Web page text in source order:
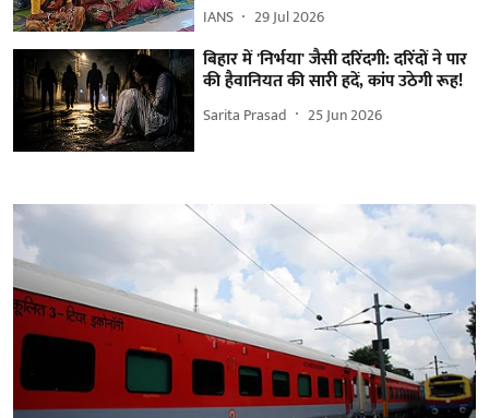
IANS 29 Jul 2026
बिहार में 'निर्भया' जैसी दरिंदगी: दरिंदों ने पार
की हैवानियत की सारी हदें, कांप उठेगी रूह!
Sarita Prasad 25 Jun 2026